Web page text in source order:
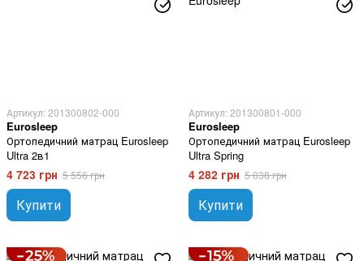
Артикул: 201300802-000
Eurosleep
Ортопедичний матрац Eurosleep
Ultra 2в1
4 723 грн 5 556 грн
Купити
Артикул: 201300801-000
Eurosleep
Ортопедичний матрац Eurosleep
Ultra Spring
4 282 грн 5 038 грн
Купити